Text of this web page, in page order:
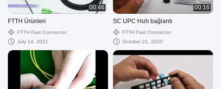
00:46
FTTH Ürünleri
FTTH Fast Connector
July 14, 2021
00:16
SC UPC Hızlı bağlantı
FTTH Fast Connector
October 21, 2020